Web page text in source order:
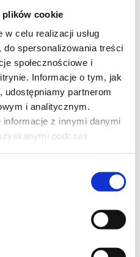
plików cookie
celu realizacji usług
, do spersonalizowania treści
społecznościowe i
Informacje o tym, jak
partnerom
i analitycznym.
informacje z innymi danymi
podczas
szeryfem, genialnym
podróżnikiem?
wybiegi mody, aż po rakiety